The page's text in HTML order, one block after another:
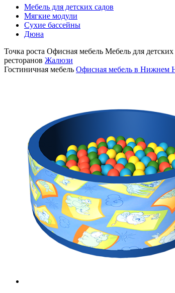
Мебель для детских садов
Мягкие модули
Сухие бассейны
Дюна
Точка роста Офисная мебель Мебель для детских
ресторанов Жалюзи
Гостиничная мебель Офисная мебель в Нижнем